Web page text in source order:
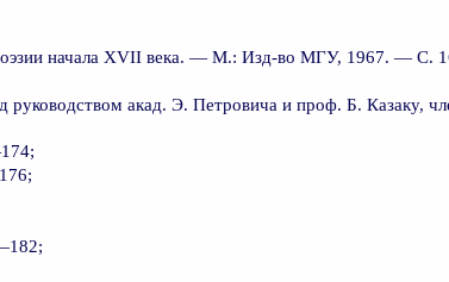
начала XVII века. — М.: Изд-во МГУ, 1967. — С.
руководством акад. Э. Петровича и проф. Б.